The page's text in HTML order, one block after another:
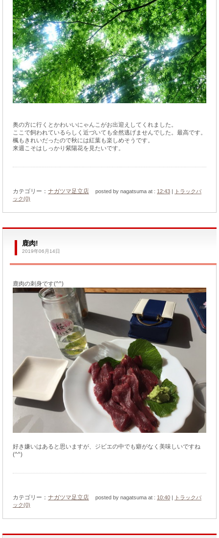
奥の方に行くとかわいいにゃんこがお出迎えしてくれました。
ここで飼われているらしく近づいても全然逃げませんでした。最高です。
楓もきれいだったので秋には紅葉も楽しめそうです。
来週こそはしっかり紫陽花を見たいです。
カテゴリー： ナガツマ足立店 posted by nagatsuma at : 12:43 |
トラックバ
ック(0)
鹿肉!
2019年06月14日
鹿肉の刺身です(^^)
好き嫌いはあると思いますが、ジビエの中でも癖がなく美味しいですね
(^^)
カテゴリー： ナガツマ足立店 posted by nagatsuma at : 10:40 |
トラックバ
ック(0)